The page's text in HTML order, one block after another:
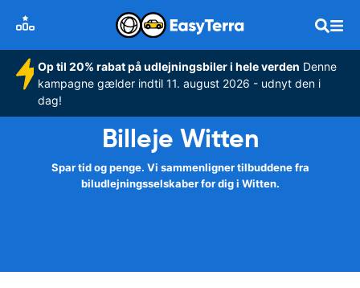
Op til 20% rabat på udlejningsbiler i hele verden Denne
kampagne gælder indtil 11. august 2026 - udnyt den i
dag!
Billeje Witten
Spar tid og penge. Vi sammenligner tilbuddene fra
biludlejningsselskaber for dig i Witten.